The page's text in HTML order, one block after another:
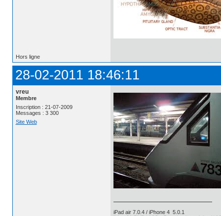
Hors ligne
28-02-2011 18:46:11
vreu
Membre
Inscription : 21-07-2009
Messages : 3 300
Site Web
iPad air 7.0.4 / iPhone 4 5.0.1